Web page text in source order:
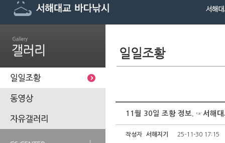
11월 30일 조황 정보. ☞서해
작성자 서해지기 25-11-30 17:15